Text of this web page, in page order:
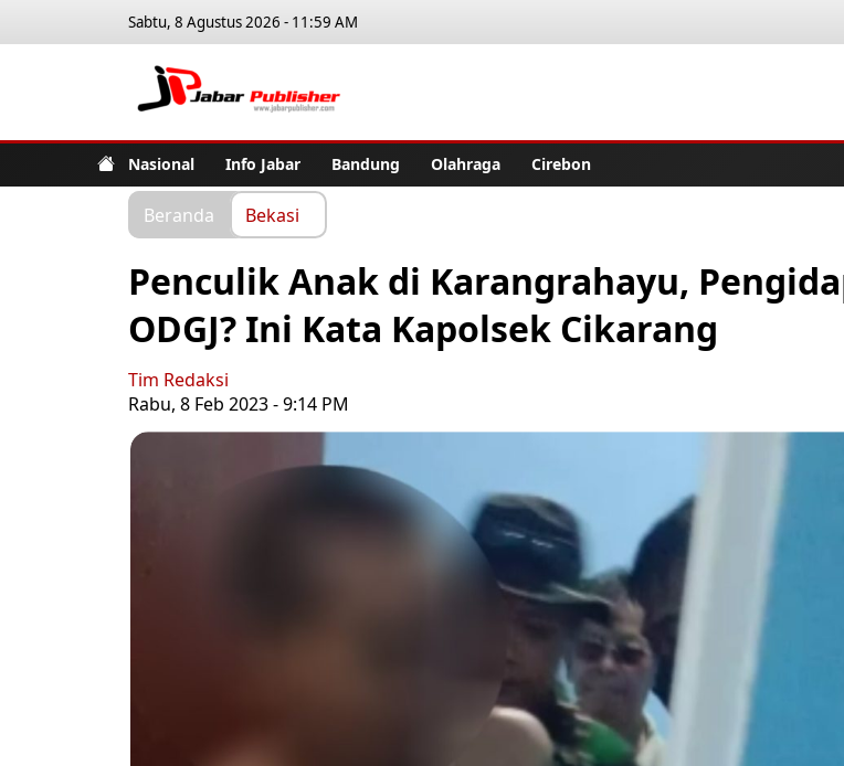
Sabtu, 8 Agustus 2026 - 11:59 AM
Nasional Info Jabar Bandung Olahraga Cirebon
Beranda Bekasi
Penculik Anak di Karangrahayu,
ODGJ? Ini Kata Kapolsek Cikarang
Tim Redaksi
Rabu, 8 Feb 2023 - 9:14 PM